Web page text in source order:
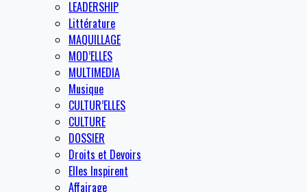
LEADERSHIP
Littérature
MAQUILLAGE
MOD’ELLES
MULTIMEDIA
Musique
CULTUR’ELLES
CULTURE
DOSSIER
Droits et Devoirs
Elles Inspirent
Affairage